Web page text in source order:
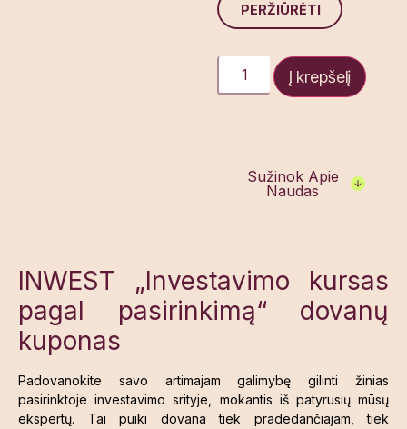
PERŽIŪRĖTI
Į krepšelį
Sužinok Apie
Naudas
INWEST „Investavimo kursas
pagal pasirinkimą“ dovanų
kuponas
Padovanokite savo artimajam galimybę gilinti žinias
pasirinktoje investavimo srityje, mokantis iš patyrusių mūsų
ekspertų. Tai puiki dovana tiek pradedančiajam, tiek